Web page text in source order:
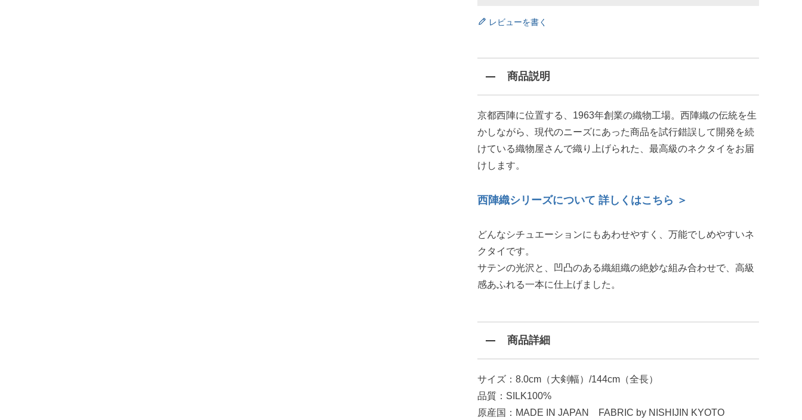
レビューを書く
商品説明
京都西陣に位置する、1963年創業の織物工場。西陣織の伝統を生
かしながら、現代のニーズにあった商品を試行錯誤して開発を続
けている織物屋さんで織り上げられた、最高級のネクタイをお届
けします。
西陣織シリーズについて 詳しくはこちら ＞
どんなシチュエーションにもあわせやすく、万能でしめやすいネ
クタイです。
サテンの光沢と、凹凸のある織組織の絶妙な組み合わせで、高級
感あふれる一本に仕上げました。
商品詳細
サイズ：8.0cm（大剣幅）/144cm（全長）
品質：SILK100%
原産国：MADE IN JAPAN FABRIC by NISHIJIN KYOTO